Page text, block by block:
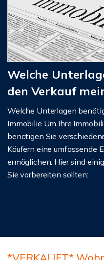
Welche
den Verkauf
Welche Unterlagen
Immobilie Um Ihre
benötigen Sie
Käufern eine umfassende
ermöglichen. Hier sind
Sie vorbereiten sollten: